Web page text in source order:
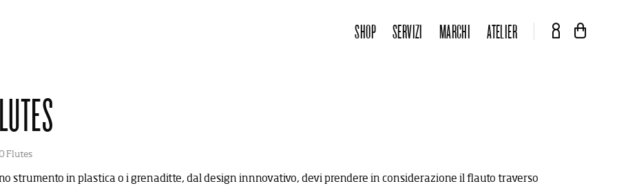
SHOP SERVIZI MARCHI ATELIER
Flutes
strumento in plastica o i grenaditte, dal design innnovativo, devi prendere in considerazione il flauto traverso
PRODOTTI...
Cosa stai cercando?